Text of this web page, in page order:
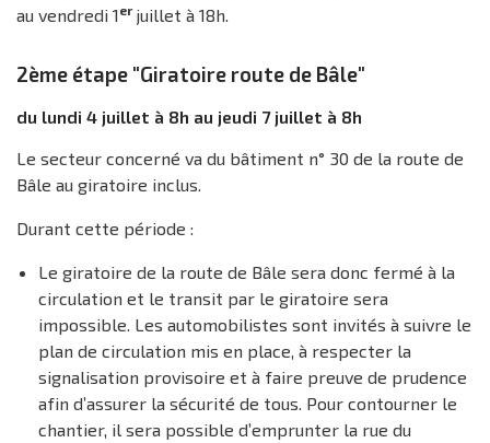
au vendredi 1er juillet à 18h.
2ème étape "Giratoire route de Bâle"
du lundi 4 juillet à 8h au jeudi 7 juillet à 8h
Le secteur concerné va du bâtiment n° 30 de la route de
Bâle au giratoire inclus.
Durant cette période :
Le giratoire de la route de Bâle sera donc fermé à la
circulation et le transit par le giratoire sera
impossible. Les automobilistes sont invités à suivre le
plan de circulation mis en place, à respecter la
signalisation provisoire et à faire preuve de prudence
afin d’assurer la sécurité de tous. Pour contourner le
chantier, il sera possible d’emprunter la rue du